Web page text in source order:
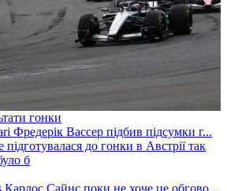
гонки
до гонки в Австрії так
б